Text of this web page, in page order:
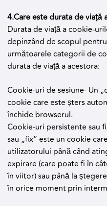
4.Care este durata de viață
Durata de viață a cookie-
depinzând de scopul
următoarele categorii de
durata de viață a acestora:
Cookie-uri de sesiune- Un
cookie care este șters
închide browserul.
Cookie-uri persistente sau
sau „fix” este un cookie
utilizatorului până când
expirare (care poate fi în
în viitor) sau până la
în orice moment prin